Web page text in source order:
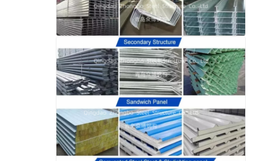
ضبط الجودة
طلب اقتباس
منزل مصنوع من الفولاذ الخفيف
بناء الهيكل الصلب